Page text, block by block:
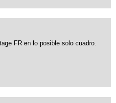
FR en lo posible solo cuadro.